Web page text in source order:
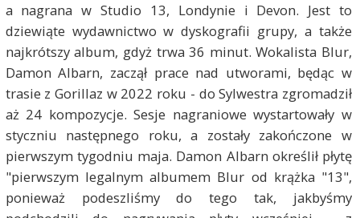
a nagrana w Studio 13, Londynie i Devon. Jest to
dziewiąte wydawnictwo w dyskografii grupy, a także
najkrótszy album, gdyż trwa 36 minut. Wokalista Blur,
Damon Albarn, zaczął prace nad utworami, będąc w
trasie z Gorillaz w 2022 roku - do Sylwestra zgromadził
aż 24 kompozycje. Sesje nagraniowe wystartowały w
styczniu następnego roku, a zostały zakończone w
pierwszym tygodniu maja. Damon Albarn określił płytę
"pierwszym legalnym albumem Blur od krążka "13",
ponieważ podeszliśmy do tego tak, jakbyśmy